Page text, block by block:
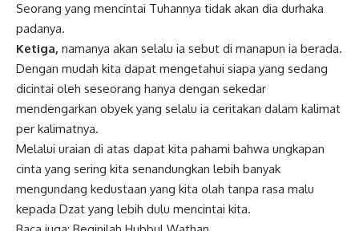
Seorang yang mencintai Tuhannya tidak akan dia durhaka
padanya.
Ketiga, namanya akan selalu ia sebut di manapun ia berada.
Dengan mudah kita dapat mengetahui siapa yang sedang
dicintai oleh seseorang hanya dengan sekedar
mendengarkan obyek yang selalu ia ceritakan dalam kalimat
per kalimatnya.
Melalui uraian di atas dapat kita pahami bahwa ungkapan
cinta yang sering kita senandungkan lebih banyak
mengundang kedustaan yang kita olah tanpa rasa malu
kepada Dzat yang lebih dulu mencintai kita.